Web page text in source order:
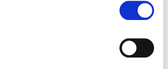
tilhørerne var vilde med ham.